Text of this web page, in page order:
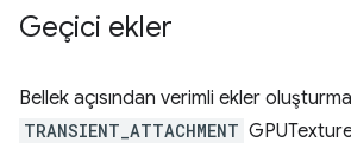
Geçici ekler
Bellek açısından verimli ekler
TRANSIENT_ATTACHMENT